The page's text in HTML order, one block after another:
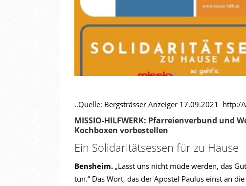
..Quelle: Bergsträsser Anzeiger 17.09.2021
MISSIO-HILFWERK: Pfarreienverbund und
Kochboxen vorbestellen
Ein Solidaritätsessen für zu Hause
Bensheim. „Lasst uns nicht müde werden, das
tun.“ Das Wort, das der Apostel Paulus einst an die